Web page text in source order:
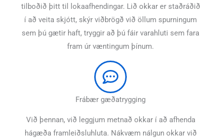
tilboðið þitt til lokaafhendingar. Lið okkar er staðráðið
í að veita skjótt, skýr viðbrögð við öllum spurningum
sem þú gætir haft, tryggir að þú fáir varahluti sem fara
fram úr væntingum þínum.
Frábær gæðatrygging
Við þennan, við leggjum metnað okkar í að afhenda
hágæða framleiðsluhluta. Nákvæm nálgun okkar við